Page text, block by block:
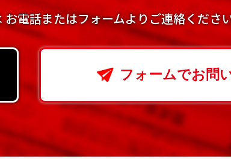
お電話またはフォームよりご連絡ください
フォームでお問